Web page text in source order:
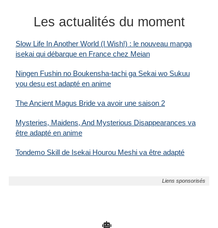
Les actualités du moment
Slow Life In Another World (I Wish!) : le nouveau manga
isekai qui débarque en France chez Meian
Ningen Fushin no Boukensha-tachi ga Sekai wo Sukuu
you desu est adapté en anime
The Ancient Magus Bride va avoir une saison 2
Mysteries, Maidens, And Mysterious Disappearances va
être adapté en anime
Tondemo Skill de Isekai Hourou Meshi va être adapté